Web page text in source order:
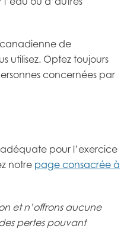
canadienne de
utilisez. Optez toujours
concernées par
pour l’exercice
notre page consacrée à
et n’offrons aucune
pertes pouvant